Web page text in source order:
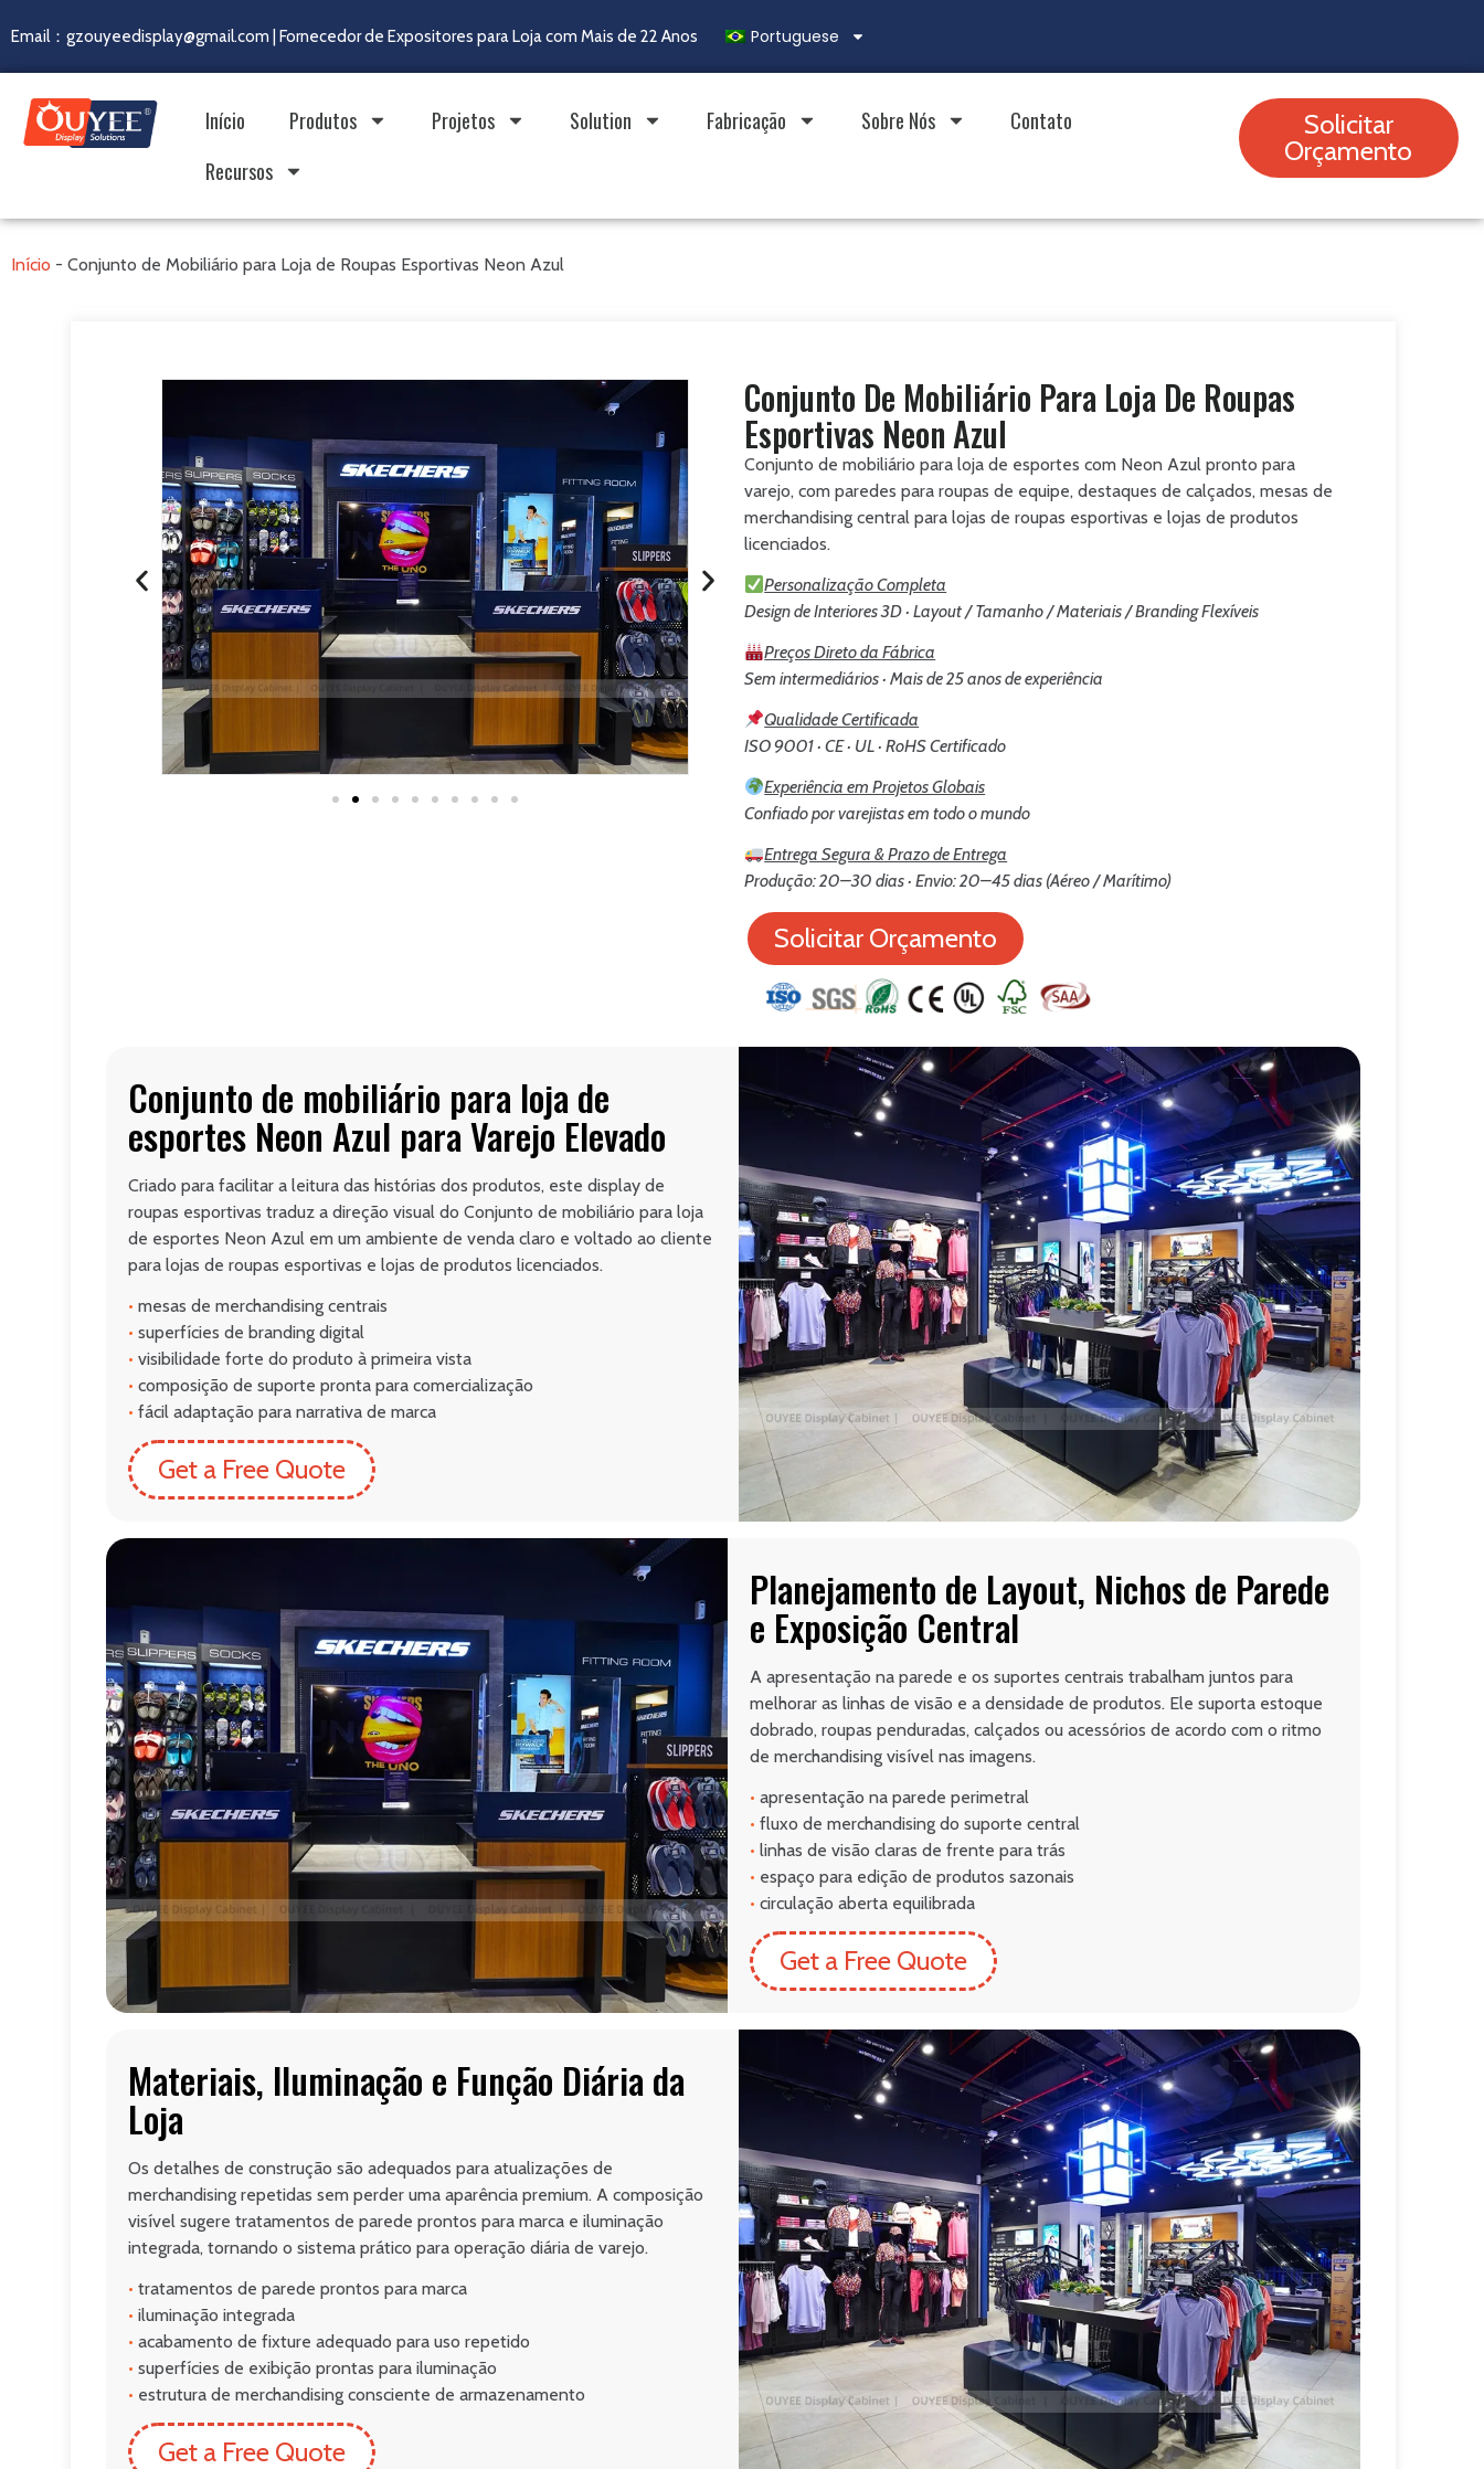
Email：gzouyeedisplay@gmail.com | Fornecedor de Expositores para Loja com Mais de 22 Anos Portuguese
Início Produtos Projetos Solution Fabricação Sobre Nós
Contato
Recursos
Solicitar
Orçamento
Início - Conjunto de Mobiliário para Loja de Roupas Esportivas Neon Azul
Conjunto De Mobiliário Para Loja De Roupas
Esportivas Neon Azul
Conjunto de mobiliário para loja de esportes com Neon Azul pronto para
varejo, com paredes para roupas de equipe, destaques de calçados, mesas de
merchandising central para lojas de roupas esportivas e lojas de produtos
licenciados.
Personalização Completa
Design de Interiores 3D · Layout / Tamanho / Materiais / Branding Flexíveis
Preços Direto da Fábrica
Sem intermediários · Mais de 25 anos de experiência
Qualidade Certificada
ISO 9001 · CE · UL · RoHS Certificado
Experiência em Projetos Globais
Confiado por varejistas em todo o mundo
Entrega Segura & Prazo de Entrega
Produção: 20–30 dias · Envio: 20–45 dias (Aéreo / Marítimo)
Solicitar Orçamento
Conjunto de mobiliário para loja de
esportes Neon Azul para Varejo Elevado
Criado para facilitar a leitura das histórias dos produtos, este display de
roupas esportivas traduz a direção visual do Conjunto de mobiliário para loja
de esportes Neon Azul em um ambiente de venda claro e voltado ao cliente
para lojas de roupas esportivas e lojas de produtos licenciados.
• mesas de merchandising centrais
• superfícies de branding digital
• visibilidade forte do produto à primeira vista
• composição de suporte pronta para comercialização
• fácil adaptação para narrativa de marca
Get a Free Quote
Planejamento de Layout, Nichos de Parede
e Exposição Central
A apresentação na parede e os suportes centrais trabalham juntos para
melhorar as linhas de visão e a densidade de produtos. Ele suporta estoque
dobrado, roupas penduradas, calçados ou acessórios de acordo com o ritmo
de merchandising visível nas imagens.
• apresentação na parede perimetral
• fluxo de merchandising do suporte central
• linhas de visão claras de frente para trás
• espaço para edição de produtos sazonais
• circulação aberta equilibrada
Get a Free Quote
Materiais, Iluminação e Função Diária da
Loja
Os detalhes de construção são adequados para atualizações de
merchandising repetidas sem perder uma aparência premium. A composição
visível sugere tratamentos de parede prontos para marca e iluminação
integrada, tornando o sistema prático para operação diária de varejo.
• tratamentos de parede prontos para marca
• iluminação integrada
• acabamento de fixture adequado para uso repetido
• superfícies de exibição prontas para iluminação
• estrutura de merchandising consciente de armazenamento
Get a Free Quote